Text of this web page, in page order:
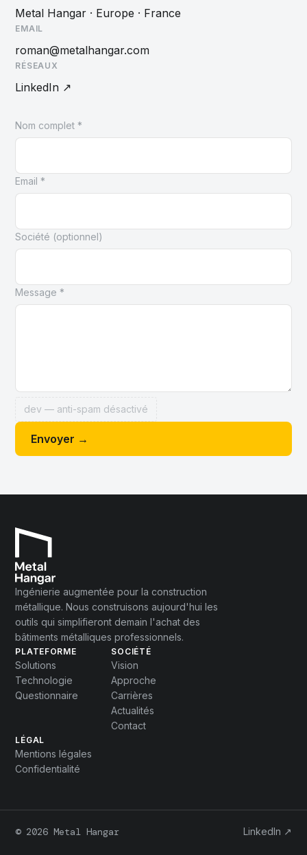
Metal Hangar · Europe · France
EMAIL
roman@metalhangar.com
RÉSEAUX
LinkedIn ↗
Nom complet *
Email *
Société (optionnel)
Message *
dev — anti-spam désactivé
Envoyer →
Ingénierie augmentée pour la construction
métallique. Nous construisons aujourd'hui les
outils qui simplifieront demain l'achat des
bâtiments métalliques professionnels.
PLATEFORME
Solutions
Technologie
Questionnaire
SOCIÉTÉ
Vision
Approche
Carrières
Actualités
Contact
LÉGAL
Mentions légales
Confidentialité
© 2026 Metal Hangar LinkedIn ↗